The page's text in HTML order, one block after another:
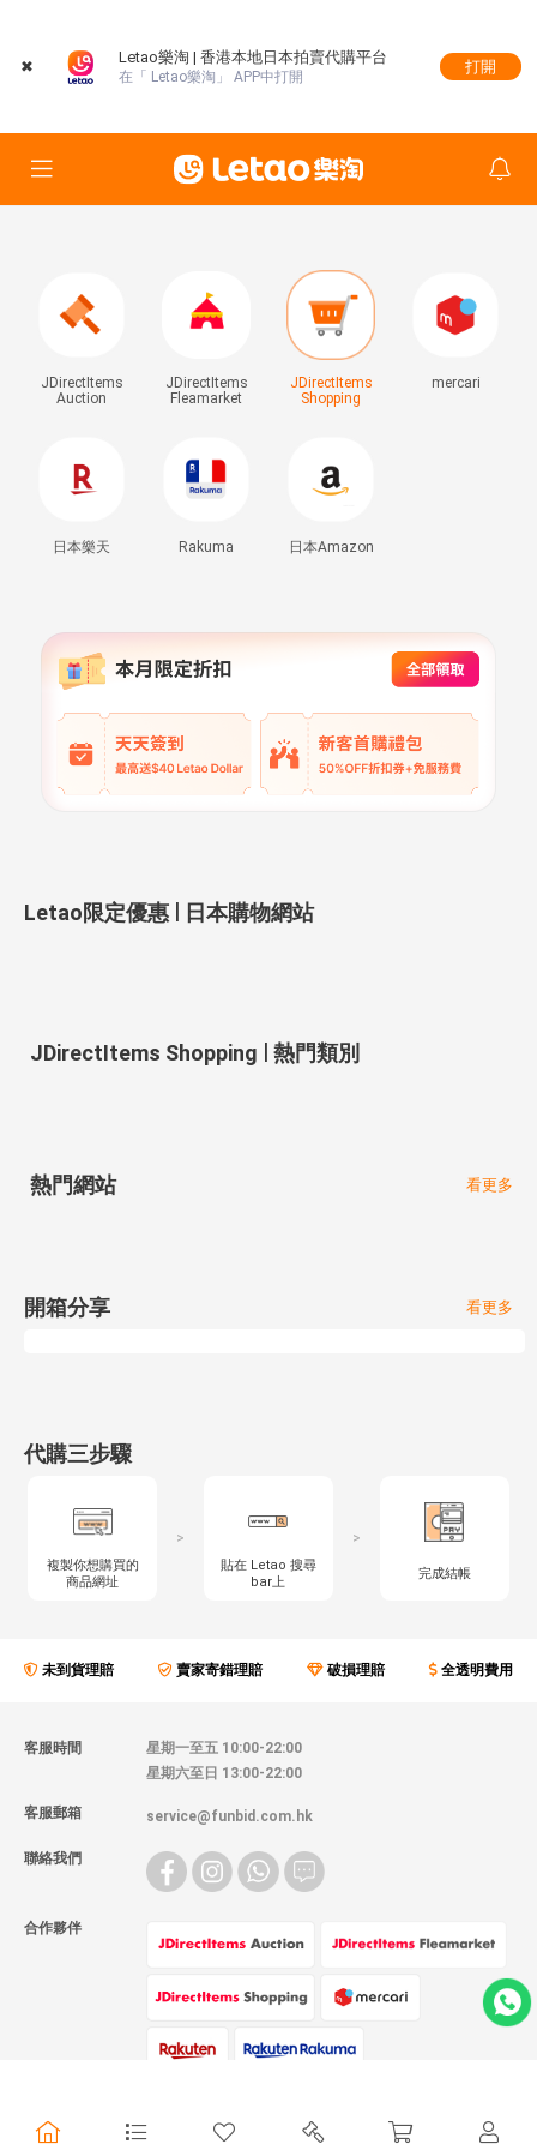
✖
Letao樂淘 | 香港本地日本拍賣代購平台
在「 Letao樂淘」 APP中打開
打開
JDirectItems
Auction
JDirectItems
Fleamarket
JDirectItems
Shopping
mercari
日本樂天 Rakuma 日本Amazon
Letao限定優惠 | 日本購物網站
JDirectItems Shopping | 熱門類別
熱門網站 看更多
開箱分享 看更多
代購三步驟
複製你想購買的
商品網址
>
貼在 Letao 搜尋
bar上
>
完成結帳
未到貨理賠 賣家寄錯理賠 破損理賠 全透明費用
客服時間
星期一至五 10:00-22:00
星期六至日 13:00-22:00
客服郵箱 service@funbid.com.hk
聯絡我們
合作夥伴